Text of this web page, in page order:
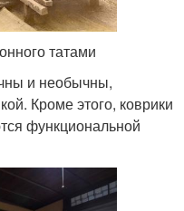
татами
и необычны,
Кроме этого, коврики
функциональной